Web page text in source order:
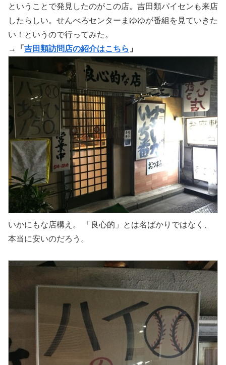
ということで発見したのがこの店。吉田類パイセンも来店
したらしい。せんべろセンターまゆゆが番組を見ていきた
い！というので行ってみた。
→「 吉田類訪問店の紹介はこちら 」
いかにもな店構え。 「良心的」とは名ばかりではなく、
本当に安いのだろう。